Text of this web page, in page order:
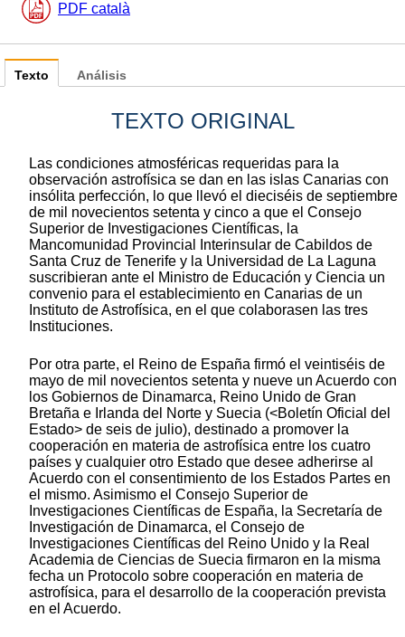
PDF català
Texto
TEXTO ORIGINAL
Las condiciones atmosféricas requeridas para la
observación astrofísica se dan en las islas Canarias con
insólita perfección, lo que llevó el dieciséis de septiembre
de mil novecientos setenta y cinco a que el Consejo
Superior de Investigaciones Científicas, la
Mancomunidad Provincial Interinsular de Cabildos de
Santa Cruz de Tenerife y la Universidad de La Laguna
suscribieran ante el Ministro de Educación y Ciencia un
convenio para el establecimiento en Canarias de un
Instituto de Astrofísica, en el que colaborasen las tres
Instituciones.
Por otra parte, el Reino de España firmó el veintiséis de
mayo de mil novecientos setenta y nueve un Acuerdo con
los Gobiernos de Dinamarca, Reino Unido de Gran
Bretaña e Irlanda del Norte y Suecia (<Boletín Oficial del
Estado> de seis de julio), destinado a promover la
cooperación en materia de astrofísica entre los cuatro
países y cualquier otro Estado que desee adherirse al
Acuerdo con el consentimiento de los Estados Partes en
el mismo. Asimismo el Consejo Superior de
Investigaciones Científicas de España, la Secretaría de
Investigación de Dinamarca, el Consejo de
Investigaciones Científicas del Reino Unido y la Real
Academia de Ciencias de Suecia firmaron en la misma
fecha un Protocolo sobre cooperación en materia de
astrofísica, para el desarrollo de la cooperación prevista
en el Acuerdo.
Análisis